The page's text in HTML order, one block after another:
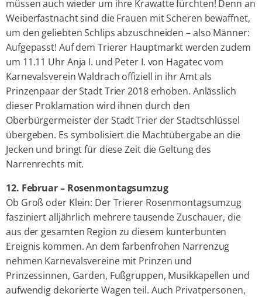
müssen auch wieder um ihre Krawatte fürchten! Denn an
Weiberfastnacht sind die Frauen mit Scheren bewaffnet,
um den geliebten Schlips abzuschneiden – also Männer:
Aufgepasst! Auf dem Trierer Hauptmarkt werden zudem
um 11.11 Uhr Anja I. und Peter I. von Hagatec vom
Karnevalsverein Waldrach offiziell in ihr Amt als
Prinzenpaar der Stadt Trier 2018 erhoben. Anlässlich
dieser Proklamation wird ihnen durch den
Oberbürgermeister der Stadt Trier der Stadtschlüssel
übergeben. Es symbolisiert die Machtübergabe an die
Jecken und bringt für diese Zeit die Geltung des
Narrenrechts mit.
12. Februar – Rosenmontagsumzug
Ob Groß oder Klein: Der Trierer Rosenmontagsumzug
fasziniert alljährlich mehrere tausende Zuschauer, die
aus der gesamten Region zu diesem kunterbunten
Ereignis kommen. An dem farbenfrohen Narrenzug
nehmen Karnevalsvereine mit Prinzen und
Prinzessinnen, Garden, Fußgruppen, Musikkapellen und
aufwendig dekorierte Wagen teil. Auch Privatpersonen,